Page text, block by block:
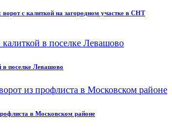
ворот с калиткой на загородном участке в СНТ
в поселке Левашово
в Московском районе